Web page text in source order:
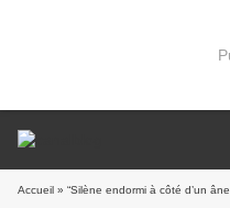
Accueil » “Silène endormi à côté d’un âne